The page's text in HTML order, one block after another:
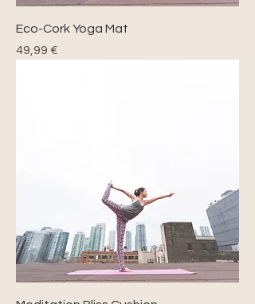
Eco-Cork Yoga Mat
Precio
49,99 €